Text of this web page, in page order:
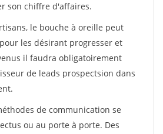
son chiffre d'affaires.
le bouche à oreille peut
les désirant progresser et
il faudra obligatoirement
de leads prospectsion dans
de communication se
ou au porte à porte. Des